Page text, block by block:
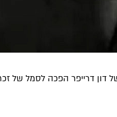
דון דרייפר הפכה לסמל של